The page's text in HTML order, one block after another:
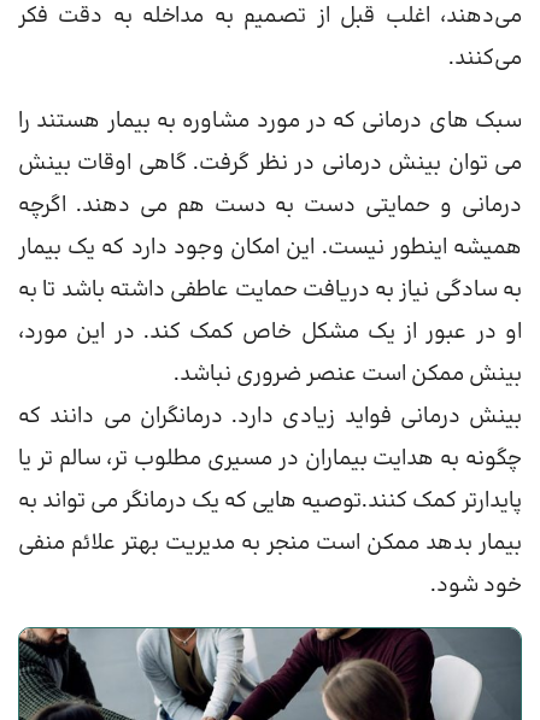
می‌دهند، اغلب قبل از تصمیم به مداخله به دقت فکر
می‌کنند.
سبک های درمانی که در مورد مشاوره به بیمار هستند را
می توان بینش درمانی در نظر گرفت. گاهی اوقات بینش
درمانی و حمایتی دست به دست هم می دهند. اگرچه
همیشه اینطور نیست. این امکان وجود دارد که یک بیمار
به سادگی نیاز به دریافت حمایت عاطفی داشته باشد تا به
او در عبور از یک مشکل خاص کمک کند. در این مورد،
بینش ممکن است عنصر ضروری نباشد.
بینش درمانی فواید زیادی دارد. درمانگران می دانند که
چگونه به هدایت بیماران در مسیری مطلوب تر، سالم تر یا
پایدارتر کمک کنند.توصیه هایی که یک درمانگر می تواند به
بیمار بدهد ممکن است منجر به مدیریت بهتر علائم منفی
خود شود.